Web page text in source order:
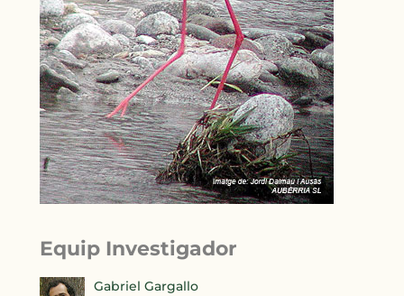
Equip Investigador
Gabriel Gargallo